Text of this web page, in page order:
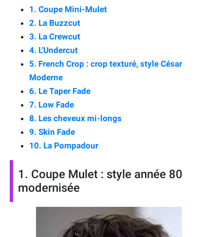
1. Coupe Mini-Mulet
2. La Buzzcut
3. La Crewcut
4. L'Undercut
5. French Crop : crop texturé, style César
Moderne
6. Le Taper Fade
7. Low Fade
8. Les cheveux mi-longs
9. Skin Fade
10. La Pompadour
1. Coupe Mulet : style année 80
modernisée